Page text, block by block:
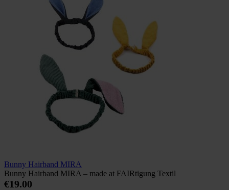
Bunny Hairband MIRA
Bunny Hairband MIRA – made at FAIRtigung Textil
€19.00